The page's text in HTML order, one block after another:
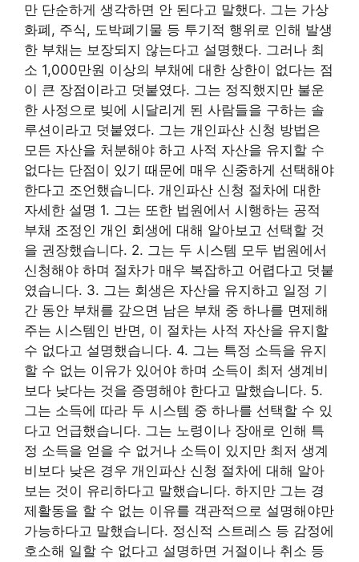
만 단순하게 생각하면 안 된다고 말했다. 그는 가상
화폐, 주식, 도박폐기물 등 투기적 행위로 인해 발생
한 부채는 보장되지 않는다고 설명했다. 그러나 최
소 1,000만원 이상의 부채에 대한 상한이 없다는 점
이 큰 장점이라고 덧붙였다. 그는 정직했지만 불운
한 사정으로 빚에 시달리게 된 사람들을 구하는 솔
루션이라고 덧붙였다. 그는 개인파산 신청 방법은
모든 자산을 처분해야 하고 사적 자산을 유지할 수
없다는 단점이 있기 때문에 매우 신중하게 선택해야
한다고 조언했습니다. 개인파산 신청 절차에 대한
자세한 설명 1. 그는 또한 법원에서 시행하는 공적
부채 조정인 개인 회생에 대해 알아보고 선택할 것
을 권장했습니다. 2. 그는 두 시스템 모두 법원에서
신청해야 하며 절차가 매우 복잡하고 어렵다고 덧붙
였습니다. 3. 그는 회생은 자산을 유지하고 일정 기
간 동안 부채를 갚으면 남은 부채 중 하나를 면제해
주는 시스템인 반면, 이 절차는 사적 자산을 유지할
수 없다고 설명했습니다. 4. 그는 특정 소득을 유지
할 수 없는 이유가 있어야 하며 소득이 최저 생계비
보다 낮다는 것을 증명해야 한다고 말했습니다. 5.
그는 소득에 따라 두 시스템 중 하나를 선택할 수 있
다고 언급했습니다. 그는 노령이나 장애로 인해 특
정 소득을 얻을 수 없거나 소득이 있지만 최저 생계
비보다 낮은 경우 개인파산 신청 절차에 대해 알아
보는 것이 유리하다고 말했습니다. 하지만 그는 경
제활동을 할 수 없는 이유를 객관적으로 설명해야만
가능하다고 말했습니다. 정신적 스트레스 등 감정에
호소해 일할 수 없다고 설명하면 거절이나 취소 등